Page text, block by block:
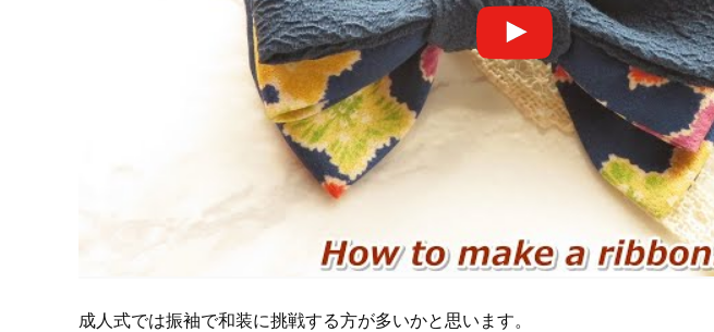
成人式では振袖で和装に挑戦する方が多いかと思います。